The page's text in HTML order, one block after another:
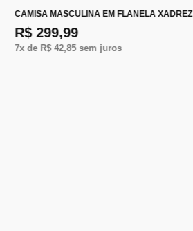
CAMISA MASCULINA EM FLANELA XADREZ
R$ 299,99
7x de R$ 42,85sem juros